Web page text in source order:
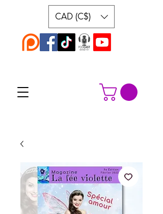
CAD (C$)